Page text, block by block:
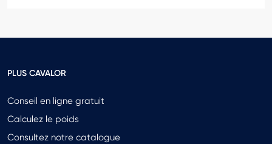
PLUS CAVALOR
Conseil en ligne gratuit
Calculez le poids
Consultez notre catalogue